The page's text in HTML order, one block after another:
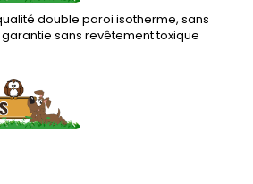
double paroi isotherme, sans
sans revêtement toxique